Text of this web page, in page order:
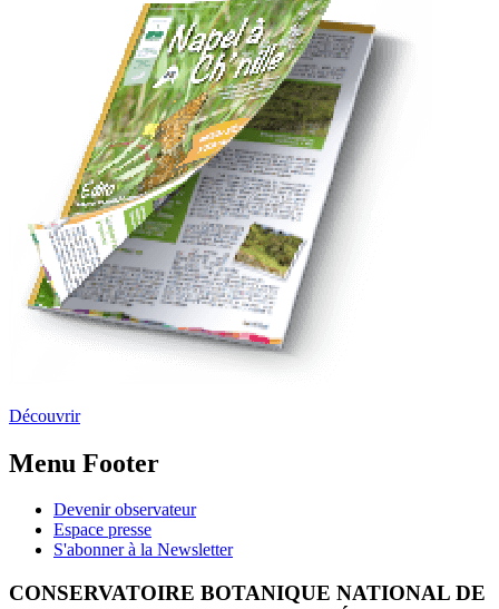
Découvrir
Menu Footer
Devenir observateur
Espace presse
S'abonner à la Newsletter
CONSERVATOIRE BOTANIQUE NATIONAL DE